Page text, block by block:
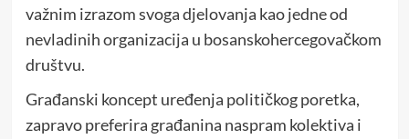
važnim izrazom svoga djelovanja kao jedne od
nevladinih organizacija u bosanskohercegovačkom
društvu.
Građanski koncept uređenja političkog poretka,
zapravo preferira građanina naspram kolektiva i